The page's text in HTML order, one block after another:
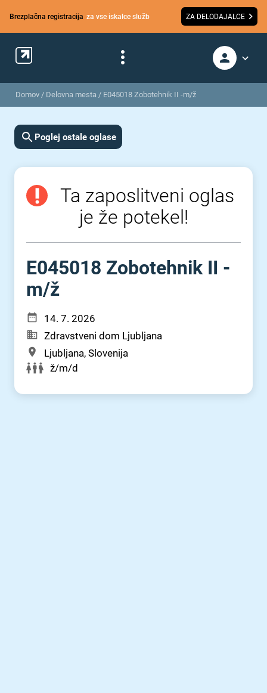
Brezplačna registracija za vse iskalce služb ZA DELODAJALCE
Domov / Delovna mesta / E045018 Zobotehnik II -m/ž
Poglej ostale oglase
Ta zaposlitveni oglas
je že potekel!
E045018 Zobotehnik II -
m⁠/⁠ž
14. 7. 2026
Zdravstveni dom Ljubljana
Ljubljana, Slovenija
ž/m/d